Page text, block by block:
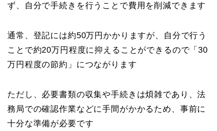
ず、自分で手続きを行うことで費用を削減できます
通常、登記には約50万円かかりますが、自分で行う
ことで約20万円程度に抑えることができるので「30
万円程度の節約」につながります
ただし、必要書類の収集や手続きは煩雑であり、法
務局での確認作業などに手間がかかるため、事前に
十分な準備が必要です